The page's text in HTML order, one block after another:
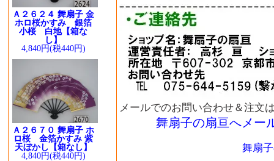
Ａ２６２４ 舞扇子 金
ホロ桜かすみ 銀箔
小桜 白地【箱な
し】
4,840円(税440円)
Ａ２６７０ 舞扇子 ホ
ロ桜 金箔かすみ 紫
天ぼかし【箱なし】
4,840円(税440円)
メールでのお問い合わせ＆注文
舞扇子の扇亘へメー
舞扇